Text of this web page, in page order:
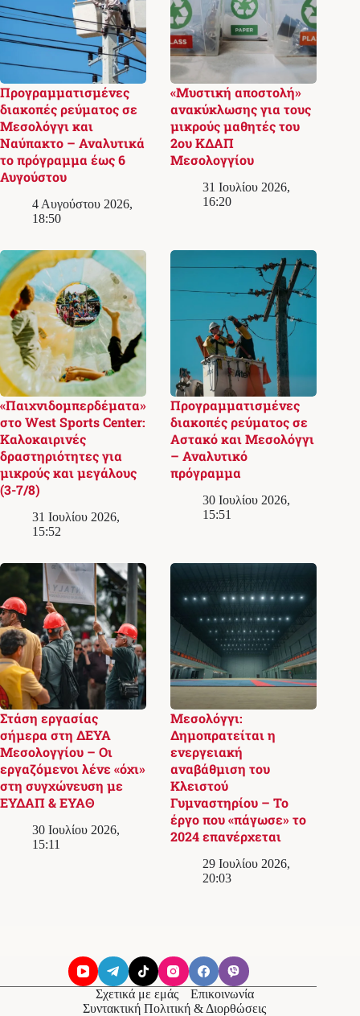
Προγραμματισμένες
διακοπές ρεύματος σε
Μεσολόγγι και
Ναύπακτο – Αναλυτικά
το πρόγραμμα έως 6
Αυγούστου
4 Αυγούστου 2026,
18:50
«Μυστική αποστολή»
ανακύκλωσης για τους
μικρούς μαθητές του
2ου ΚΔΑΠ
Μεσολογγίου
31 Ιουλίου 2026,
16:20
«Παιχνιδομπερδέματα»
στο West Sports Center:
Καλοκαιρινές
δραστηριότητες για
μικρούς και μεγάλους
(3-7/8)
31 Ιουλίου 2026,
15:52
Προγραμματισμένες
διακοπές ρεύματος σε
Αστακό και Μεσολόγγι
– Αναλυτικό
πρόγραμμα
30 Ιουλίου 2026,
15:51
Στάση εργασίας
σήμερα στη ΔΕΥΑ
Μεσολογγίου – Οι
εργαζόμενοι λένε «όχι»
στη συγχώνευση με
ΕΥΔΑΠ & ΕΥΑΘ
30 Ιουλίου 2026,
15:11
Μεσολόγγι:
Δημοπρατείται η
ενεργειακή
αναβάθμιση του
Κλειστού
Γυμναστηρίου – Το
έργο που «πάγωσε» το
2024 επανέρχεται
29 Ιουλίου 2026,
20:03
Σχετικά με εμάς
Επικοινωνία
Συντακτική Πολιτική & Διορθώσεις